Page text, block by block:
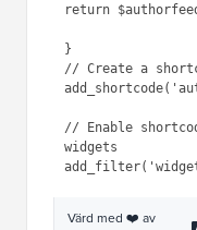
return
}
// Create a
// Enable
widgets
Värd med ❤️ av